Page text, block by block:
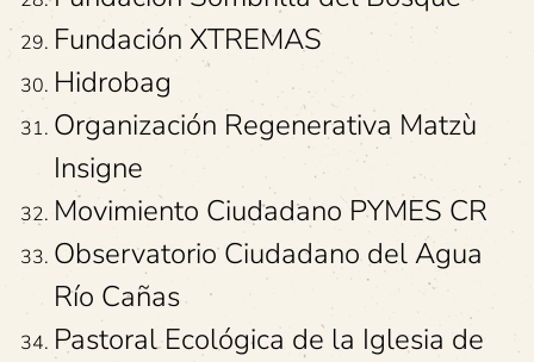
Fundación XTREMAS
Hidrobag
Organización Regenerativa Matzù
Insigne
Movimiento Ciudadano PYMES CR
Observatorio Ciudadano del Agua
Río Cañas
Pastoral Ecológica de la Iglesia de